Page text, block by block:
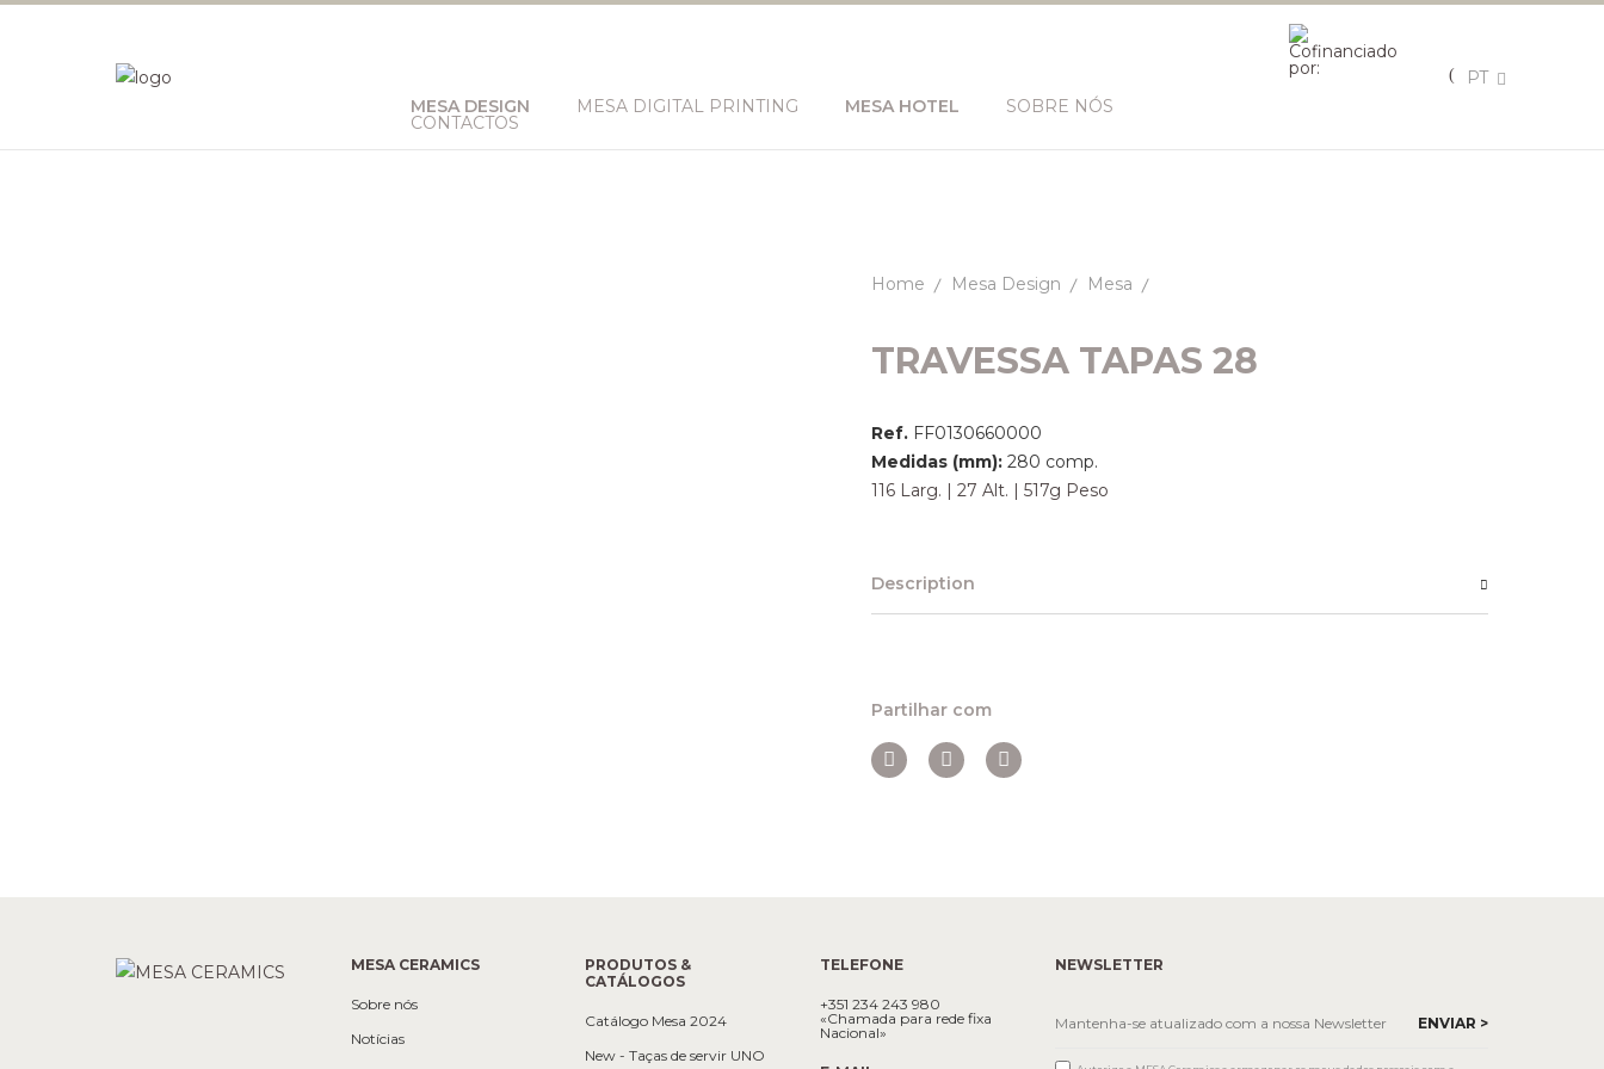
MESA DESIGN MESA DIGITAL PRINTING MESA HOTEL SOBRE NÓS
CONTACTOS
PT
Home Mesa Design Mesa
TRAVESSA TAPAS 28
Ref. FF0130660000
Medidas (mm): 280 comp.
116 Larg. | 27 Alt. | 517g Peso
Description
Partilhar com
MESA CERAMICS
Sobre nós
Notícias
PRODUTOS &
CATÁLOGOS
Catálogo Mesa 2024
New - Taças de servir UNO
TELEFONE
+351 234 243 980
«Chamada para rede fixa
Nacional»
NEWSLETTER